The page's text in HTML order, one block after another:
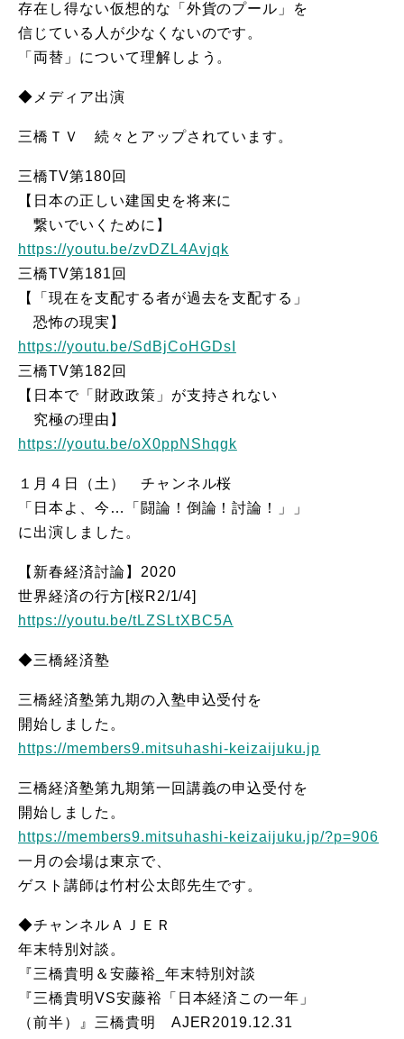
存在し得ない仮想的な「外貨のプール」を
信じている人が少なくないのです。
「両替」について理解しよう。
◆メディア出演
三橋ＴＶ 続々とアップされています。
三橋TV第180回
【日本の正しい建国史を将来に
繋いでいくために】
https://youtu.be/zvDZL4Avjqk
三橋TV第181回
【「現在を支配する者が過去を支配する」
恐怖の現実】
https://youtu.be/SdBjCoHGDsI
三橋TV第182回
【日本で「財政政策」が支持されない
究極の理由】
https://youtu.be/oX0ppNShqgk
１月４日（土） チャンネル桜
「日本よ、今…「闘論！倒論！討論！」」
に出演しました。
【新春経済討論】2020
世界経済の行方[桜R2/1/4]
https://youtu.be/tLZSLtXBC5A
◆三橋経済塾
三橋経済塾第九期の入塾申込受付を
開始しました。
https://members9.mitsuhashi-keizaijuku.jp
三橋経済塾第九期第一回講義の申込受付を
開始しました。
https://members9.mitsuhashi-keizaijuku.jp/?p=906
一月の会場は東京で、
ゲスト講師は竹村公太郎先生です。
◆チャンネルＡＪＥＲ
年末特別対談。
『三橋貴明＆安藤裕_年末特別対談
『三橋貴明VS安藤裕「日本経済この一年」
（前半）』三橋貴明 AJER2019.12.31